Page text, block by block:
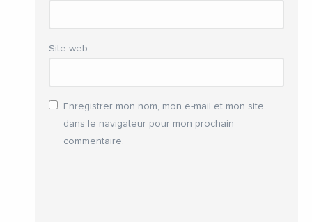
Site web
Enregistrer mon nom, mon e-mail et mon site
dans le navigateur pour mon prochain
commentaire.